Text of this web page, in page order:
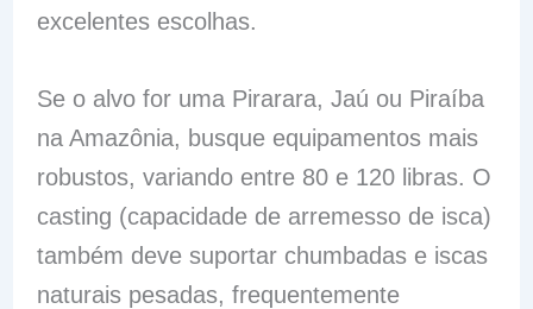
excelentes escolhas.
Se o alvo for uma Pirarara, Jaú ou Piraíba
na Amazônia, busque equipamentos mais
robustos, variando entre 80 e 120 libras. O
casting (capacidade de arremesso de isca)
também deve suportar chumbadas e iscas
naturais pesadas, frequentemente